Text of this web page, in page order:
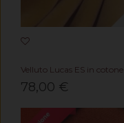
Velluto Lucas ES in cotone
78,00 €